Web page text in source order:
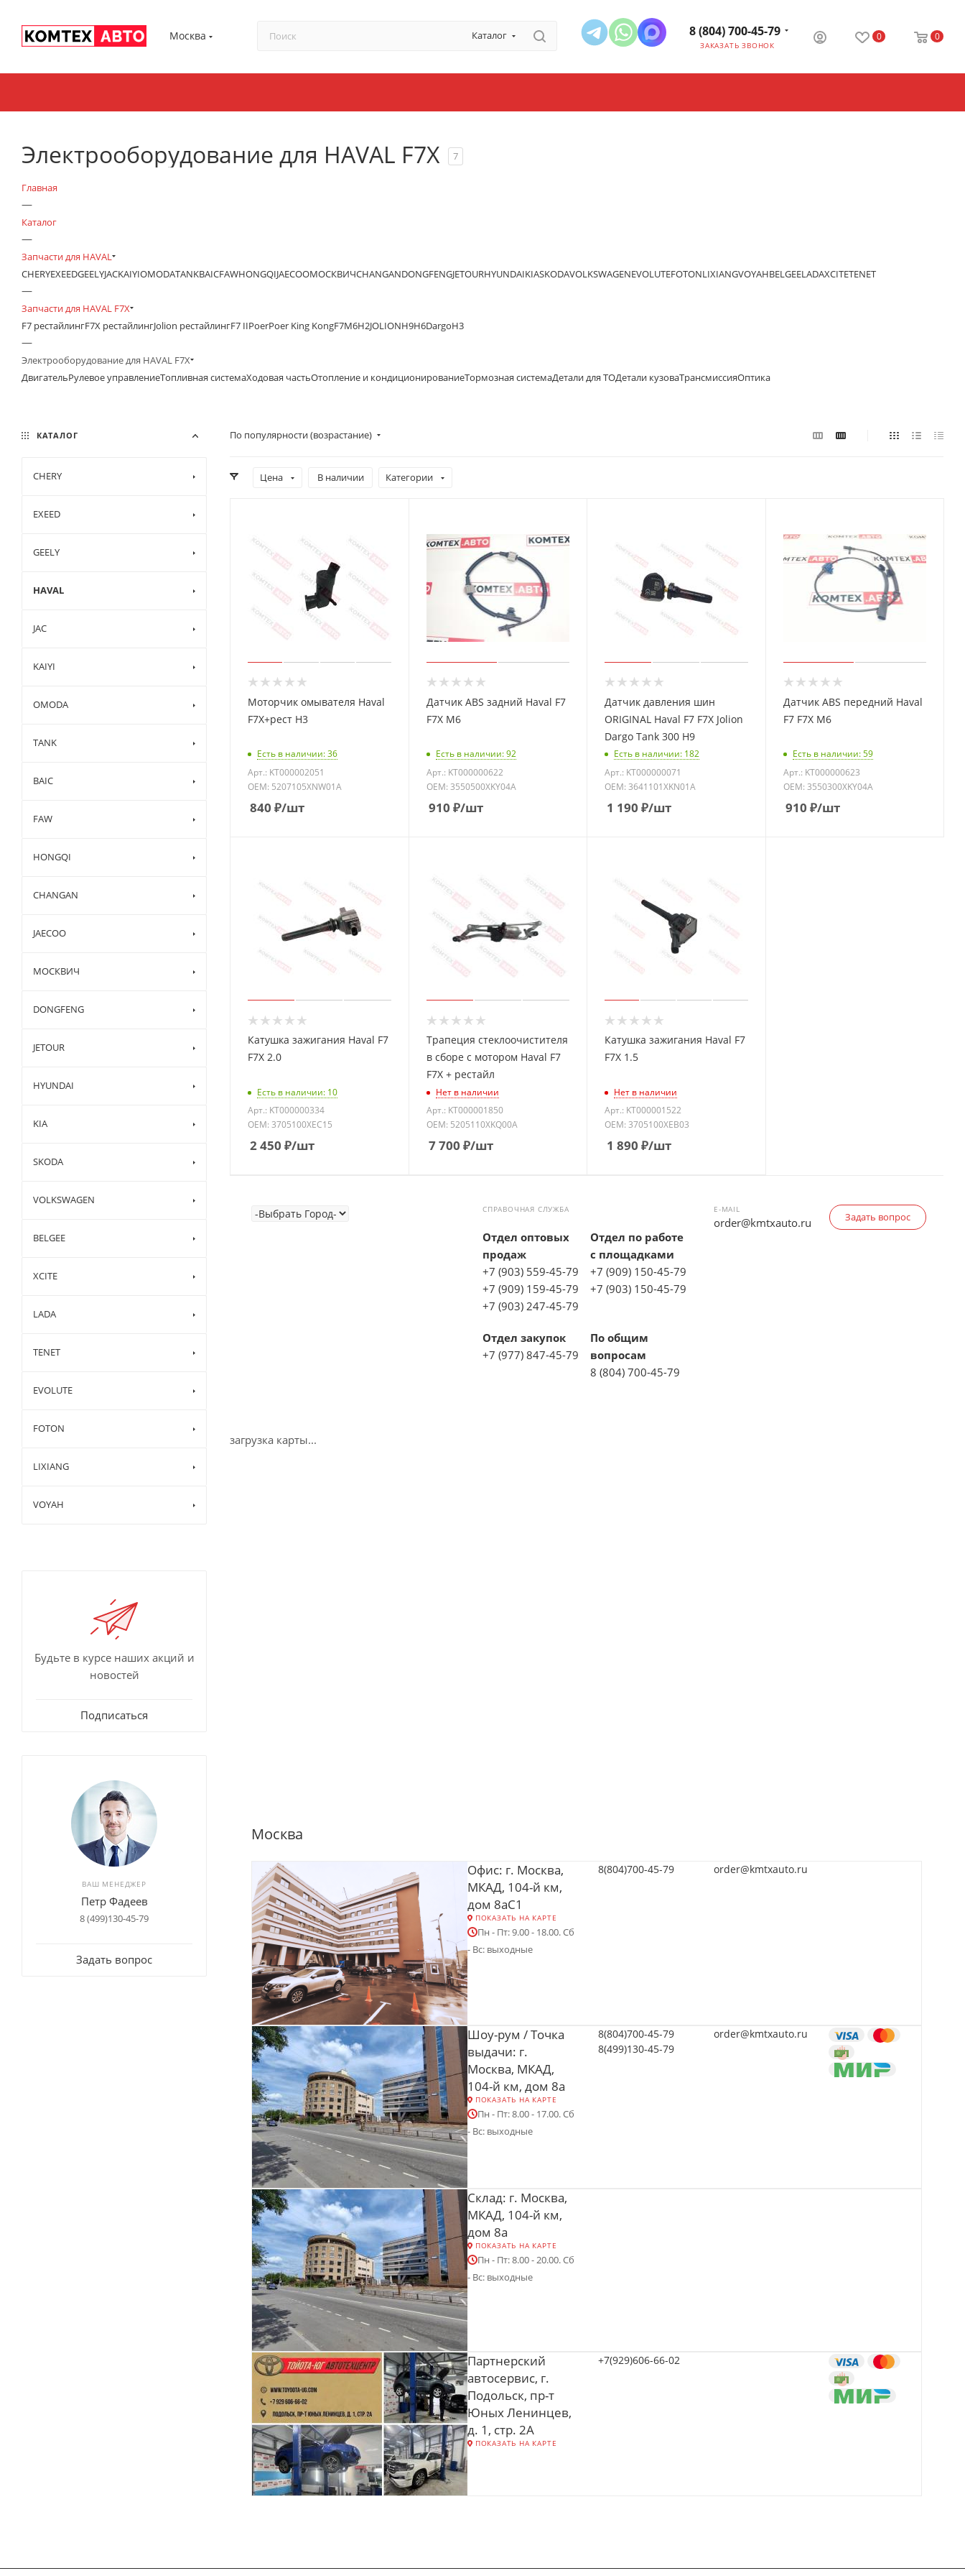
Москва Каталог 8 (804) 700-45-79
ЗАКАЗАТЬ ЗВОНОК
0 0
Электрооборудование для HAVAL F7X 7
Главная
—
Каталог
—
Запчасти для HAVAL
CHERYEXEEDGEELYJACKAIYIOMODATANKBAICFAWHONGQIJAECOOМОСКВИЧCHANGANDONGFENGJETOURHYUNDAIKIASKODAVOLKSWAGENEVOLUTEFOTONLIXIANGVOYAHBELGEELADAXCITETENET
—
Запчасти для HAVAL F7X
F7 рестайлингF7X рестайлингJolion рестайлингF7 IIPoerPoer King KongF7M6H2JOLIONH9H6DargoH3
—
Электрооборудование для HAVAL F7X
ДвигательРулевое управлениеТопливная системаХодовая частьОтопление и кондиционированиеТормозная системаДетали для ТОДетали кузоваТрансмиссияОптика
По популярности (возрастание)
Цена В наличии Категории
Моторчик омывателя Haval
F7X+рест H3
Есть в наличии: 36
Арт.: KT000002051
OEM: 5207105XNW01A
840 ₽/шт
Датчик ABS задний Haval F7
F7X M6
Есть в наличии: 92
Арт.: KT000000622
OEM: 3550500XKY04A
910 ₽/шт
Датчик давления шин
ORIGINAL Haval F7 F7X Jolion
Dargo Tank 300 H9
Есть в наличии: 182
Арт.: KT000000071
OEM: 3641101XKN01A
1 190 ₽/шт
Датчик ABS передний Haval
F7 F7X M6
Есть в наличии: 59
Арт.: KT000000623
OEM: 3550300XKY04A
910 ₽/шт
Катушка зажигания Haval F7
F7X 2.0
Есть в наличии: 10
Арт.: KT000000334
OEM: 3705100XEC15
2 450 ₽/шт
Трапеция стеклоочистителя
в сборе с мотором Haval F7
F7X + рестайл
Нет в наличии
Арт.: KT000001850
OEM: 5205110XKQ00A
7 700 ₽/шт
Катушка зажигания Haval F7
F7X 1.5
Нет в наличии
Арт.: KT000001522
OEM: 3705100XEB03
1 890 ₽/шт
СПРАВОЧНАЯ СЛУЖБА
Отдел оптовых
продаж
+7 (903) 559-45-79
+7 (909) 159-45-79
+7 (903) 247-45-79
Отдел по работе
с площадками
+7 (909) 150-45-79
+7 (903) 150-45-79
Отдел закупок
+7 (977) 847-45-79
По общим
вопросам
8 (804) 700-45-79
E-MAIL
order@kmtxauto.ru Задать вопрос
загрузка карты...
Москва
Офис: г. Москва,
МКАД, 104-й км,
дом 8аС1
ПОКАЗАТЬ НА КАРТЕ
Пн - Пт: 9.00 - 18.00. Сб
- Вс: выходные
8(804)700-45-79 order@kmtxauto.ru
Шоу-рум / Точка
выдачи: г.
Москва, МКАД,
104-й км, дом 8а
ПОКАЗАТЬ НА КАРТЕ
Пн - Пт: 8.00 - 17.00. Сб
- Вс: выходные
8(804)700-45-79
8(499)130-45-79
order@kmtxauto.ru
Склад: г. Москва,
МКАД, 104-й км,
дом 8а
ПОКАЗАТЬ НА КАРТЕ
Пн - Пт: 8.00 - 20.00. Сб
- Вс: выходные
Партнерский
автосервис, г.
Подольск, пр-т
Юных Ленинцев,
д. 1, стр. 2А
ПОКАЗАТЬ НА КАРТЕ
+7(929)606-66-02
КАТАЛОГ
CHERY
EXEED
GEELY
HAVAL
JAC
KAIYI
OMODA
TANK
BAIC
FAW
HONGQI
CHANGAN
JAECOO
МОСКВИЧ
DONGFENG
JETOUR
HYUNDAI
KIA
SKODA
VOLKSWAGEN
BELGEE
XCITE
LADA
TENET
EVOLUTE
FOTON
LIXIANG
VOYAH
Будьте в курсе наших акций и
новостей
Подписаться
ВАШ МЕНЕДЖЕР
Петр Фадеев
8 (499)130-45-79
Задать вопрос